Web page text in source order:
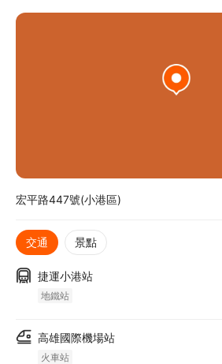
宏平路447號(小港區)
交通 景點
捷運小港站
地鐵站
高雄國際機場站
火車站